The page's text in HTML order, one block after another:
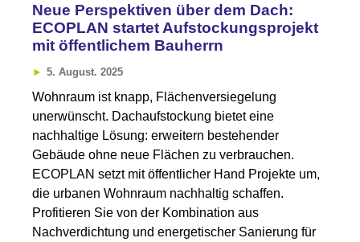
Neue Perspektiven über dem Dach:
ECOPLAN startet Aufstockungsprojekt
mit öffentlichem Bauherrn
5. August. 2025
Wohnraum ist knapp, Flächenversiegelung
unerwünscht. Dachaufstockung bietet eine
nachhaltige Lösung: erweitern bestehender
Gebäude ohne neue Flächen zu verbrauchen.
ECOPLAN setzt mit öffentlicher Hand Projekte um,
die urbanen Wohnraum nachhaltig schaffen.
Profitieren Sie von der Kombination aus
Nachverdichtung und energetischer Sanierung für